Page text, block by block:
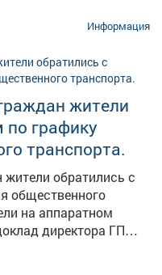
мер, сообщает в
своевременно не
направленные на
в прокуратуре.
руководителю
в регионе. В
лицо привлекли к
а с бывшего мужа
алиментам.
за тем, как
алиментов.
Информация
жители
по графику
транспорта.
обратились с
общественного
на аппаратном
директора ГП
поручено учесть
что всем не